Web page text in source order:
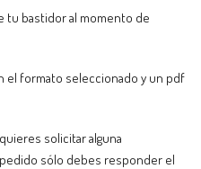
tu bastidor al momento de
el formato seleccionado y un pdf
solicitar alguna
sólo debes responder el